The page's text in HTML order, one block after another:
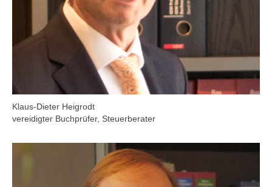
Klaus-Dieter Heigrodt
vereidigter Buchprüfer, Steuerberater